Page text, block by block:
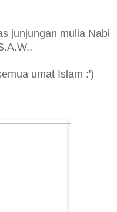
junjungan mulia Nabi
umat Islam :')